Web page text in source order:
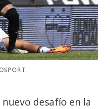
desafío en la